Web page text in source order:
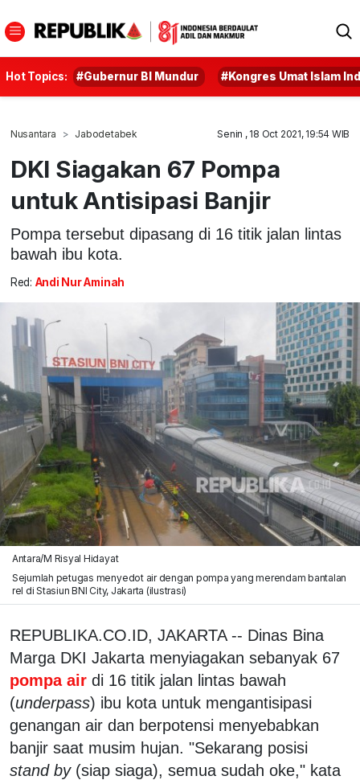
Hot Topics: #Gubernur BI Mundur #Kongres Umat Islam
Nusantara Jabodetabek Senin , 18 Oct 2021, 19:54 WIB
DKI Siagakan 67 Pompa
untuk Antisipasi Banjir
Pompa tersebut dipasang di 16 titik jalan lintas
bawah ibu kota.
Red: Andi Nur Aminah
Antara/M Risyal Hidayat
Sejumlah petugas menyedot air dengan pompa yang merendam bantalan
rel di Stasiun BNI City, Jakarta (ilustrasi)
REPUBLIKA.CO.ID, JAKARTA -- Dinas Bina
Marga DKI Jakarta menyiagakan sebanyak 67
pompa air di 16 titik jalan lintas bawah
(underpass) ibu kota untuk mengantisipasi
genangan air dan berpotensi menyebabkan
banjir saat musim hujan. "Sekarang posisi
stand by(siap siaga), semua sudah oke," kata